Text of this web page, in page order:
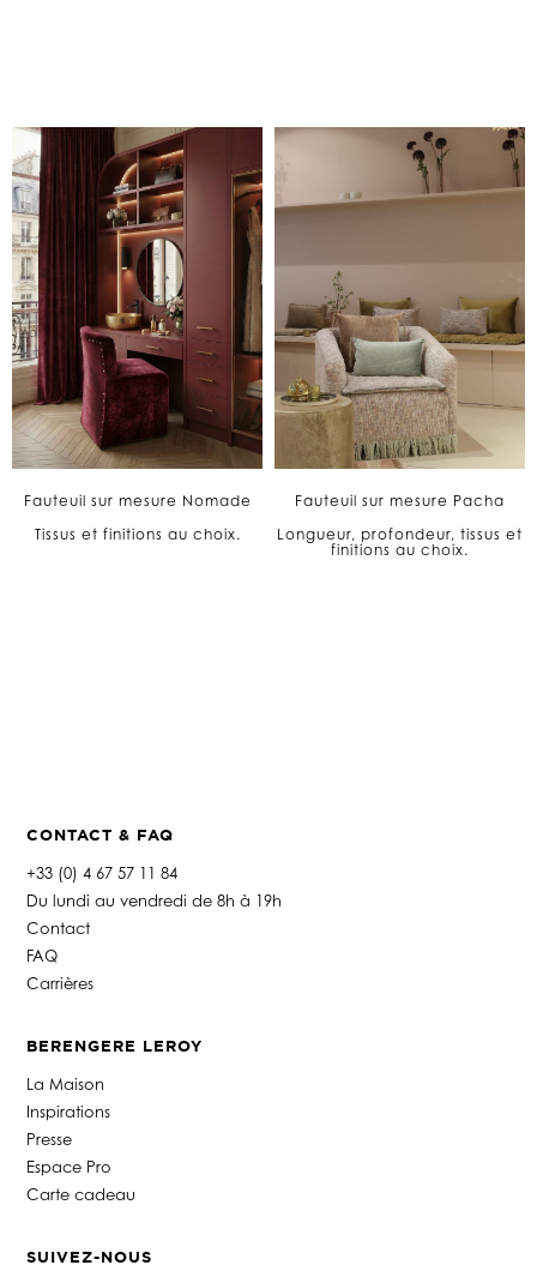
Fauteuil sur mesure Nomade
Tissus et finitions au choix.
Fauteuil sur mesure Pacha
Longueur, profondeur, tissus et
finitions au choix.
CONTACT & FAQ
+33 (0) 4 67 57 11 84
Du lundi au vendredi de 8h à 19h
Contact
FAQ
Carrières
BERENGERE LEROY
La Maison
Inspirations
Presse
Espace Pro
Carte cadeau
SUIVEZ-NOUS